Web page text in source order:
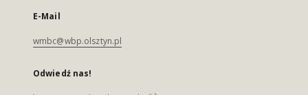
E-Mail
wmbc@wbp.olsztyn.pl
Odwiedź nas!